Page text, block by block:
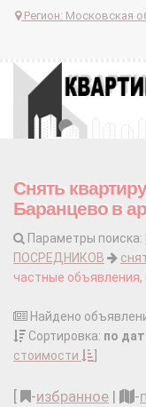
Регион: Московская
Снять
Баранцево в
Параметры поиска:
ПОСРЕДНИКОВ
частные объявления,
Найдено
Сортировка: по
стоимости
-избранное | -